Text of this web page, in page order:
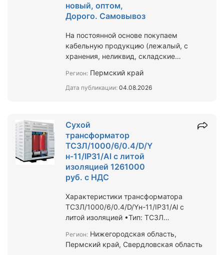
новый, оптом,
Дорого. Самовывоз
На постоянной основе покупаем
кабельную продукцию (лежалый, с
хранения, неликвид, складские
пропитанной изоляцией …
Регион: Пермский край
Дата публикации: 04.08.2026
Сухой
трансформатор
ТСЗЛ/1000/6/0.4/D/Y
н-11/IP31/Al с литой
изоляцией 1261000
руб. с НДС
Характеристики трансформатора
ТСЗЛ/1000/6/0.4/D/Yн-11/IP31/Al с
литой изоляцией •Тип: ТСЗЛ
защищённый с литой изоляцией) …
Регион: Нижегородская область,
Пермский край, Свердловская область